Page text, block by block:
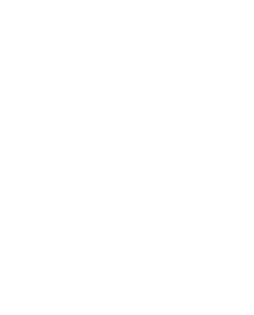
Zrihen-